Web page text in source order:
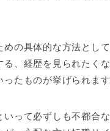
めの具体的な方法とし
る、経歴を見られたく
たものが挙げられます
いって必ずしも不都合